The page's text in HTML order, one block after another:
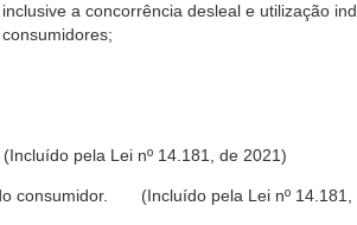
a concorrência desleal e utilização
pela Lei nº 14.181, de 2021)
consumidor. (Incluído pela Lei nº 14.181,